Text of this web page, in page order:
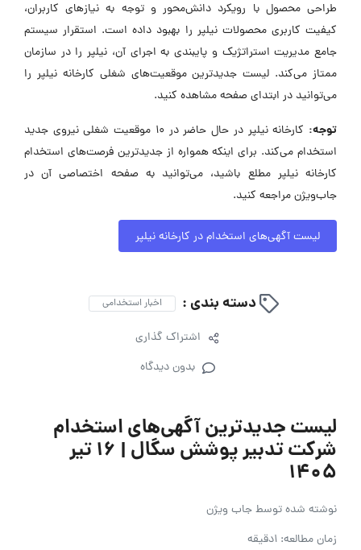
طراحی محصول با رویکرد دانش‌محور و توجه به نیازهای کاربران،
کیفیت کاربری محصولات نیلپر را بهبود داده است. استقرار سیستم
جامع مدیریت استراتژیک و پایبندی به اجرای آن، نیلپر را در سازمان
ممتاز می‌کند. لیست جدیدترین موقعیت‌های شغلی کارخانه نیلپر را
می‌توانید در ابتدای صفحه مشاهده کنید.
توجه:
کارخانه نیلپر در حال حاضر در ۱۰ موقعیت شغلی نیروی جدید
استخدام می‌کند. برای اینکه همواره از جدیدترین فرصت‌های استخدام
کارخانه نیلپر مطلع باشید، می‌توانید به صفحه اختصاصی آن در
جاب‌ویژن مراجعه کنید.
لیست آگهی‌های استخدام در کارخانه نیلپر
دسته بندی : اخبار استخدامی
اشتراک گذاری
بدون دیدگاه
لیست جدیدترین آگهی‌های استخدام
شرکت تدبیر پوشش سگال | ۱۶ تیر
۱۴۰۵
نوشته شده توسطجاب ویژن
زمان مطالعه: 1دقیقه